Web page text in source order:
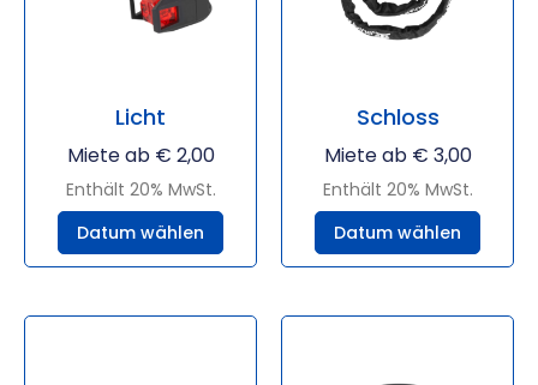
Licht
Miete ab € 2,00
Enthält 20% MwSt.
Datum wählen
Schloss
Miete ab € 3,00
Enthält 20% MwSt.
Datum wählen